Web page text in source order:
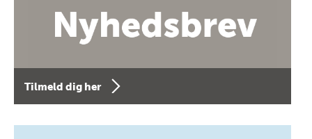
Tilmeld dig her